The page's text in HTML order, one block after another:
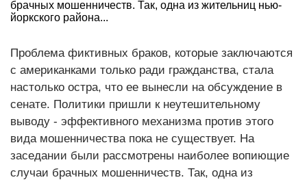
брачных мошенничеств. Так, одна из жительниц нью-
йоркского района...
Проблема фиктивных браков, которые заключаются
с американками только ради гражданства, стала
настолько остра, что ее вынесли на обсуждение в
сенате. Политики пришли к неутешительному
выводу - эффективного механизма против этого
вида мошенничества пока не существует. На
заседании были рассмотрены наиболее вопиющие
случаи брачных мошенничеств. Так, одна из